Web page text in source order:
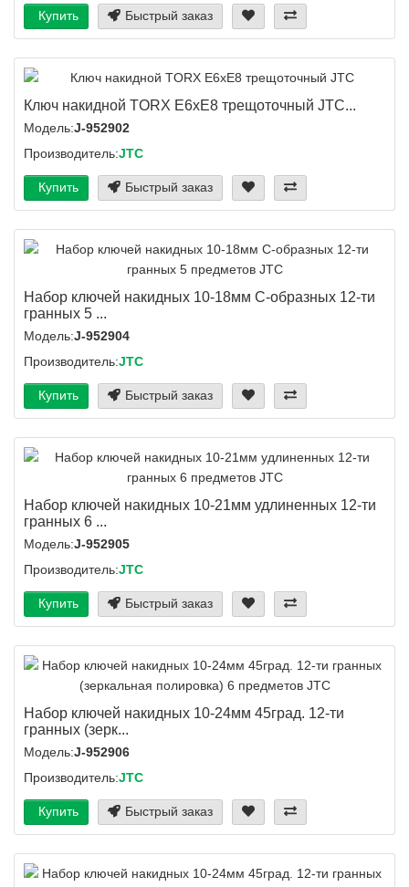
Купить Быстрый заказ
Ключ накидной TORX E6хE8 трещоточный JTC...
Модель:J-952902
Производитель:JTC
Купить Быстрый заказ
Набор ключей накидных 10-18мм С-образных 12-ти
гранных 5 ...
Модель:J-952904
Производитель:JTC
Купить Быстрый заказ
Набор ключей накидных 10-21мм удлиненных 12-ти
гранных 6 ...
Модель:J-952905
Производитель:JTC
Купить Быстрый заказ
Набор ключей накидных 10-24мм 45град. 12-ти
гранных (зерк...
Модель:J-952906
Производитель:JTC
Купить Быстрый заказ